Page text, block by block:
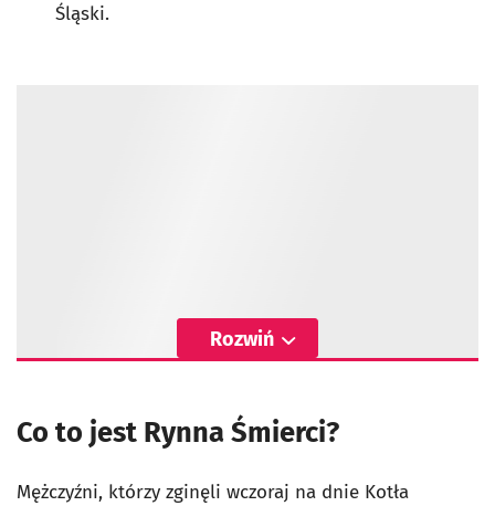
Śląski.
Rozwiń
Co to jest Rynna Śmierci?
Mężczyźni, którzy zginęli wczoraj na dnie Kotła